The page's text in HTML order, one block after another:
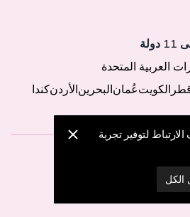
العربية المتحدة
الكويتعُمانالبحرينالأردنكندا
لتوفير تجربة
الكل